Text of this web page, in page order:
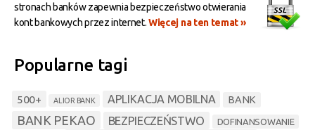
stronach banków zapewnia bezpieczeństwo otwierania
kont bankowych przez internet.Więcej na ten temat »
Popularne tagi
500+ ALIOR BANK APLIKACJA MOBILNA BANK
BANK PEKAO BEZPIECZEŃSTWO DOFINANSOWANIE